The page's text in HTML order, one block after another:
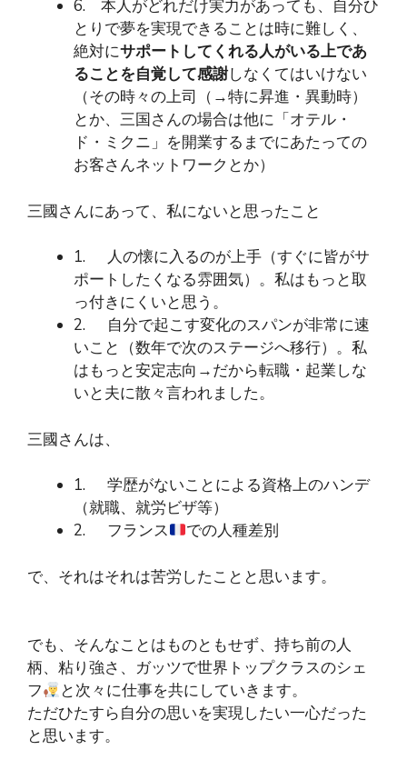
6. 本人がどれだけ実力があっても、自分ひ
とりで夢を実現できることは時に難しく、
絶対にサポートしてくれる人がいる上であ
ることを自覚して感謝しなくてはいけない
（その時々の上司（→特に昇進・異動時）
とか、三国さんの場合は他に「オテル・
ド・ミクニ」を開業するまでにあたっての
お客さんネットワークとか）
三國さんにあって、私にないと思ったこと
1. 人の懐に入るのが上手（すぐに皆がサ
ポートしたくなる雰囲気）。私はもっと取
っ付きにくいと思う。
2. 自分で起こす変化のスパンが非常に速
いこと（数年で次のステージへ移行）。私
はもっと安定志向→だから転職・起業しな
いと夫に散々言われました。
三國さんは、
1. 学歴がないことによる資格上のハンデ
（就職、就労ビザ等）
2. フランス
での人種差別
で、それはそれは苦労したことと思います。
でも、そんなことはものともせず、持ち前の人
柄、粘り強さ、ガッツで世界トップクラスのシェ
フ
と次々に仕事を共にしていきます。
ただひたすら自分の思いを実現したい一心だった
と思います。